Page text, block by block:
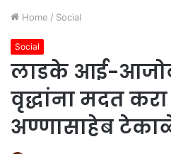
Home / Social
Social
लाडके आई-
वृद्धांना मदत करा
अण्णासाहेब